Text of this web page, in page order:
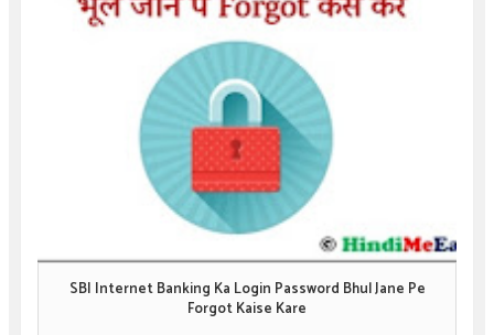
SBI Internet Banking Ka Login Password Bhul Jane Pe
Forgot Kaise Kare